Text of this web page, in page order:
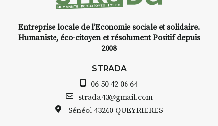
INTERVIEW
avez ouvert une galerie à
Bernard TURLE Le Fumoir n’est
pas une galerie permanente.
Entreprise locale de l’Economie sociale et solidaire.
Humaniste, éco-citoyen et résolument Positif depuis
2008
STRADA
06 50 42 06 64
strada43@gmail.com
Sénéol 43260 QUEYRIERES